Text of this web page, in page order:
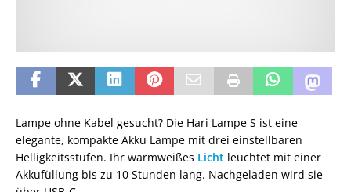
Lampe ohne Kabel gesucht? Die Hari Lampe S ist eine
elegante, kompakte Akku Lampe mit drei einstellbaren
Helligkeitsstufen. Ihr warmweißes Licht leuchtet mit einer
Akkufüllung bis zu 10 Stunden lang. Nachgeladen wird sie